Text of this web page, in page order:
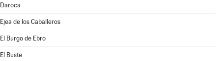
Daroca
Ejea de los Caballeros
El Burgo de Ebro
El Buste